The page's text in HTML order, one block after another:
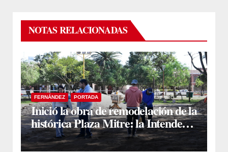
NOTAS RELACIONADAS
FERNÁNDEZ PORTADA
Inició la obra de remodelación de la
histórica Plaza Mitre: la Intendente
Yanina Iturre supervisó los
primeros trabajos